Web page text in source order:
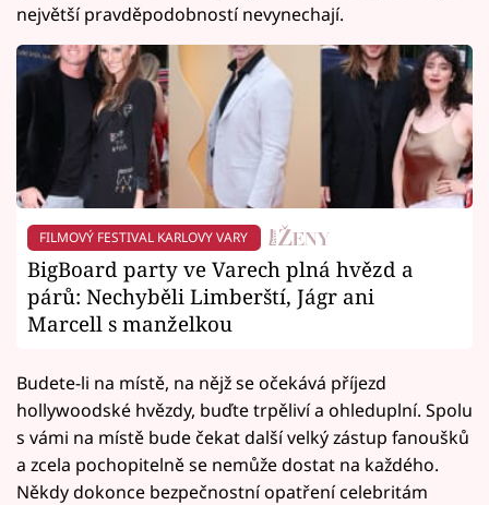
největší pravděpodobností nevynechají.
FILMOVÝ FESTIVAL KARLOVY VARY
BigBoard party ve Varech plná hvězd a
párů: Nechyběli Limberští, Jágr ani
Marcell s manželkou
Budete-li na místě, na nějž se očekává příjezd
hollywoodské hvězdy, buďte trpěliví a ohleduplní. Spolu
s vámi na místě bude čekat další velký zástup fanoušků
a zcela pochopitelně se nemůže dostat na každého.
Někdy dokonce bezpečnostní opatření celebritám